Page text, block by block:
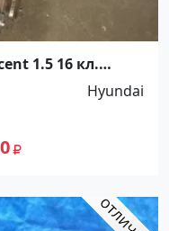
1.5 16 кл.
Hyundai